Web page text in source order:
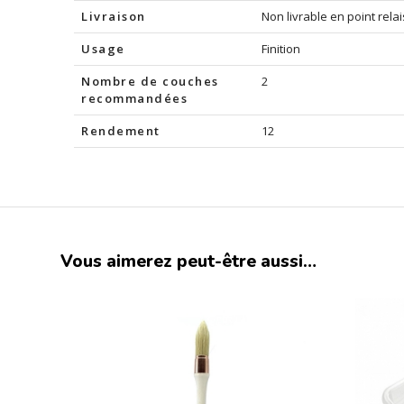
Livraison
Non livrable en point
Usage
Finition
Nombre de couches
recommandées
2
Rendement 12
Vous aimerez peut-être aussi…